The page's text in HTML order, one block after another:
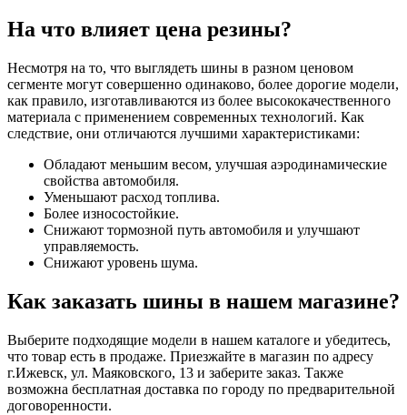
На что влияет цена резины?
Несмотря на то, что выглядеть шины в разном ценовом
сегменте могут совершенно одинаково, более дорогие модели,
как правило, изготавливаются из более высококачественного
материала с применением современных технологий. Как
следствие, они отличаются лучшими характеристиками:
Обладают меньшим весом, улучшая аэродинамические
свойства автомобиля.
Уменьшают расход топлива.
Более износостойкие.
Снижают тормозной путь автомобиля и улучшают
управляемость.
Снижают уровень шума.
Как заказать шины в нашем магазине?
Выберите подходящие модели в нашем каталоге и убедитесь,
что товар есть в продаже. Приезжайте в магазин по адресу
г.Ижевск, ул. Маяковского, 13 и заберите заказ. Также
возможна бесплатная доставка по городу по предварительной
договоренности.